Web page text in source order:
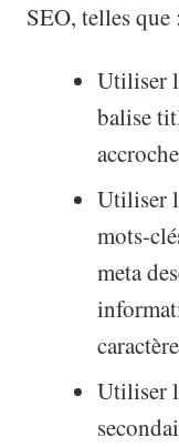
SEO, telles que :
Utiliser
balise
Utiliser
mots-
meta
Utiliser